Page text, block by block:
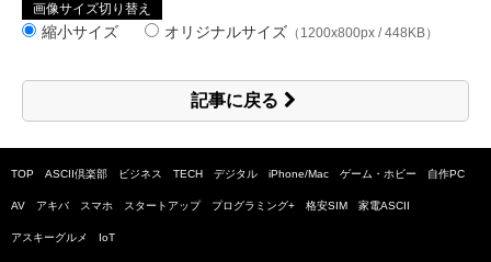
画像サイズ切り替え
縮小サイズ オリジナルサイズ （1200x800px / 448KB）
記事に戻る
TOP ASCII倶楽部 ビジネス TECH デジタル iPhone/Mac ゲーム・ホビー 自作PC
AV アキバ スマホ スタートアップ プログラミング+ 格安SIM 家電ASCII
アスキーグルメ IoT